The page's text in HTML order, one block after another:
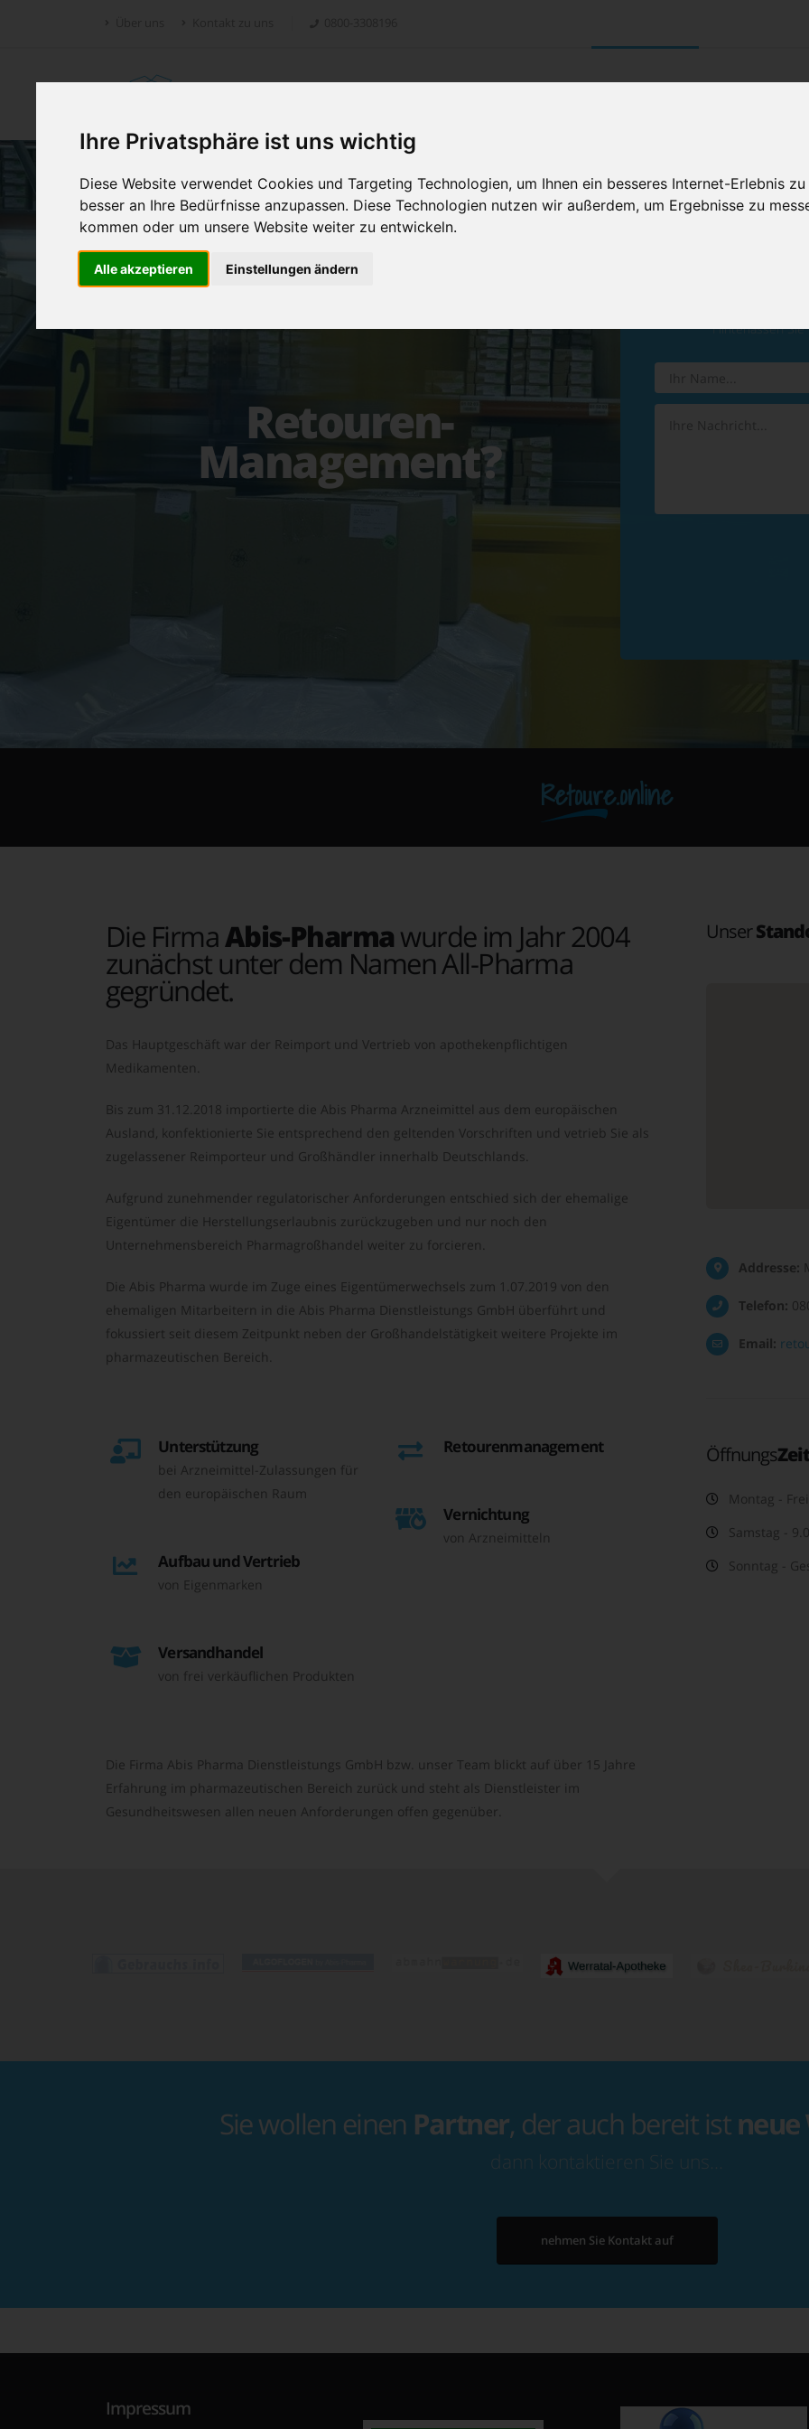
Ihre Privatsphäre ist uns wichtig
Diese Website verwendet Cookies und Targeting Technologien, um Ihnen ein besseres Internet-Erlebnis
besser an Ihre Bedürfnisse anzupassen. Diese Technologien nutzen wir außerdem, um Ergebnisse zu
kommen oder um unsere Website weiter zu entwickeln.
Alle akzeptieren Einstellungen ändern
Retoure.online
Retouren-
Management?
Hinterlassen
Retoure.online
Die FirmaAbis-Pharmawurde im Jahr 2004
zunächst unter dem Namen All-Pharma
gegründet.
Das Hauptgeschäft war der Reimport und Vertrieb von apothekenpflichtigen
Medikamenten.
Bis zum 31.12.2018 importierte die Abis Pharma Arzneimittel aus dem europäischen
Ausland, konfektionierte Sie entsprechend den geltenden Vorschriften und vetrieb Sie als
zugelassener Reimporteur und Großhändler innerhalb Deutschlands.
Aufgrund zunehmender regulatorischer Anforderungen entschied sich der ehemalige
Eigentümer die Herstellungserlaubnis zurückzugeben und nur noch den
Unternehmensbereich Pharmagroßhandel weiter zu forcieren.
Die Abis Pharma wurde im Zuge eines Eigentümerwechsels zum 1.07.2019 von den
ehemaligen Mitarbeitern in die Abis Pharma Dienstleistungs GmbH überführt und
fokussiert seit diesem Zeitpunkt neben der Großhandelstätigkeit weitere Projekte im
pharmazeutischen Bereich.
Unterstützung
bei Arzneimittel-Zulassungen für
den europäischen Raum
Aufbau und Vertrieb
von Eigenmarken
Versandhandel
von frei verkäuflichen Produkten
Retourenmanagement
Vernichtung
von Arzneimitteln
Die Firma Abis Pharma Dienstleistungs GmbH bzw. unser Team blickt auf über 15 Jahre
Erfahrung im pharmazeutischen Bereich zurück und steht als Dienstleister im
Gesundheitswesen allen neuen Anforderungen offen gegenüber.
Unser
Addresse:
Telefon:
Email:
Öffnungs
Montag -
Samstag -
Sonntag -
Sie wollen einen Partner, der auch bereit ist neue
dann kontaktieren Sie uns…
nehmen Sie Kontakt auf
Impressum